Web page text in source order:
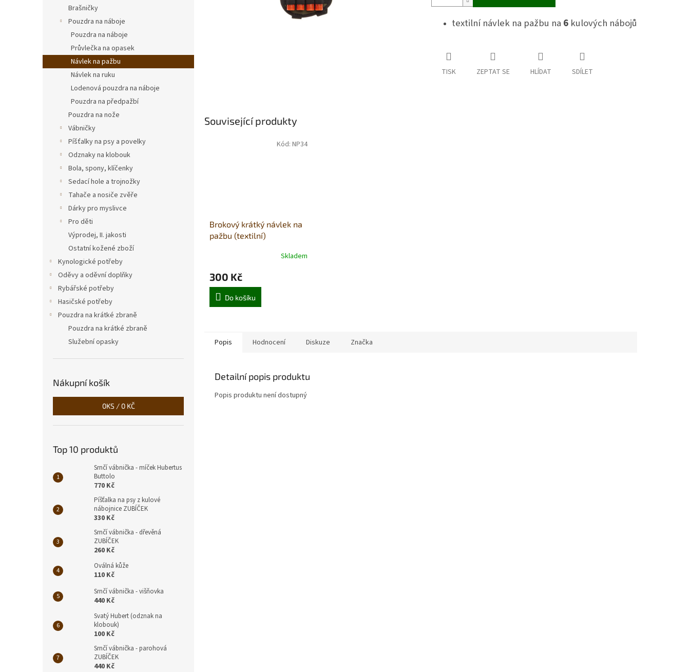
Brašničky
Pouzdra na náboje
Pouzdra na náboje
Průvlečka na opasek
Návlek na pažbu
Návlek na ruku
Lodenová pouzdra na náboje
Pouzdra na předpažbí
Pouzdra na nože
Vábničky
Píšťalky na psy a povelky
Odznaky na klobouk
Bola, spony, klíčenky
Sedací hole a trojnožky
Tahače a nosiče zvěře
Dárky pro myslivce
Pro děti
Výprodej, II. jakosti
Ostatní kožené zboží
Kynologické potřeby
Oděvy a oděvní doplňky
Rybářské potřeby
Hasičské potřeby
Pouzdra na krátké zbraně
Pouzdra na krátké zbraně
Služební opasky
Nákupní košík
0KS / 0 KČ
Top 10 produktů
Srnčí vábnička - míček Hubertus
Buttolo
770 Kč
Píšťalka na psy z kulové
nábojnice ZUBÍČEK
330 Kč
Srnčí vábnička - dřevěná
ZUBÍČEK
260 Kč
Oválná kůže
110 Kč
Srnčí vábnička - višňovka
440 Kč
Svatý Hubert (odznak na
klobouk)
100 Kč
Srnčí vábnička - parohová
ZUBÍČEK
440 Kč
textilní návlek na pažbu na 6 kulových nábojů
TISK ZEPTAT SE HLÍDAT SDÍLET
Související produkty
Brokový krátký návlek na
pažbu (textilní)
Skladem
300 Kč
Do košíku
Kód: NP34
Popis Hodnocení Diskuze Značka
Detailní popis produktu
Popis produktu není dostupný